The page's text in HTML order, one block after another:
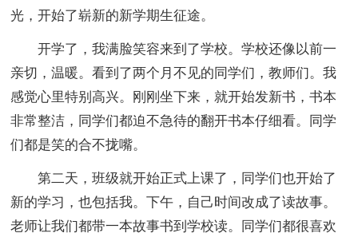
光，开始了崭新的新学期生征途。
开学了，我满脸笑容来到了学校。学校还像以前一
亲切，温暖。看到了两个月不见的同学们，教师们。我
感觉心里特别高兴。刚刚坐下来，就开始发新书，书本
非常整洁，同学们都迫不急待的翻开书本仔细看。同学
们都是笑的合不拢嘴。
第二天，班级就开始正式上课了，同学们也开始了
新的学习，也包括我。下午，自己时间改成了读故事。
老师让我们都带一本故事书到学校读。同学们都很喜欢